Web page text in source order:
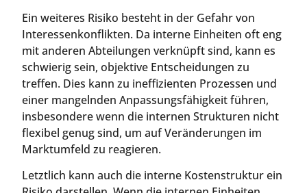
Ein weiteres Risiko besteht in der Gefahr von
Interessenkonflikten. Da interne Einheiten oft eng
mit anderen Abteilungen verknüpft sind, kann es
schwierig sein, objektive Entscheidungen zu
treffen. Dies kann zu ineffizienten Prozessen und
einer mangelnden Anpassungsfähigkeit führen,
insbesondere wenn die internen Strukturen nicht
flexibel genug sind, um auf Veränderungen im
Marktumfeld zu reagieren.
Letztlich kann auch die interne Kostenstruktur ein